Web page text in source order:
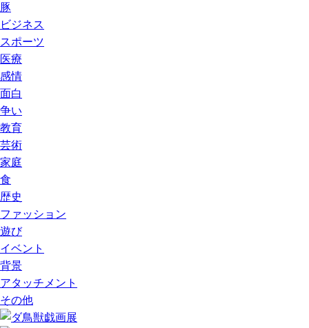
豚
ビジネス
スポーツ
医療
感情
面白
争い
教育
芸術
家庭
食
歴史
ファッション
遊び
イベント
背景
アタッチメント
その他